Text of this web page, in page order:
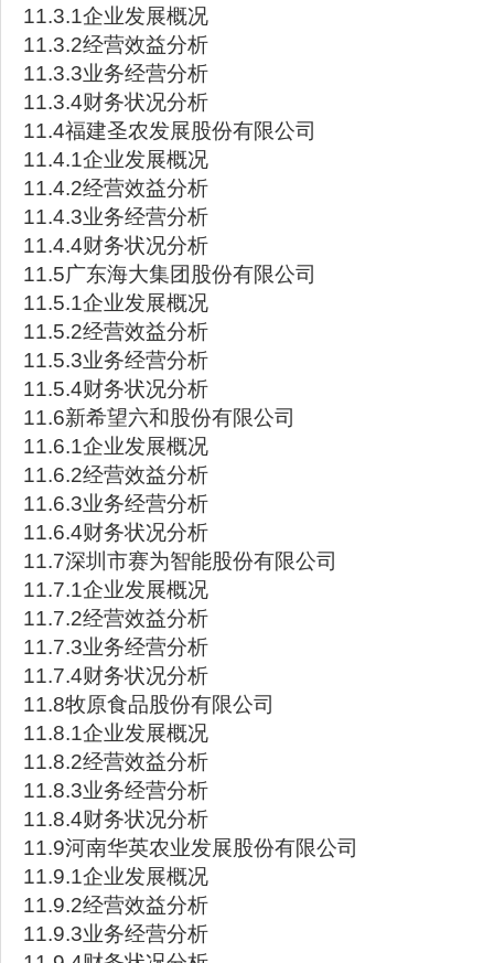
11.3.1企业发展概况
11.3.2经营效益分析
11.3.3业务经营分析
11.3.4财务状况分析
11.4福建圣农发展股份有限公司
11.4.1企业发展概况
11.4.2经营效益分析
11.4.3业务经营分析
11.4.4财务状况分析
11.5广东海大集团股份有限公司
11.5.1企业发展概况
11.5.2经营效益分析
11.5.3业务经营分析
11.5.4财务状况分析
11.6新希望六和股份有限公司
11.6.1企业发展概况
11.6.2经营效益分析
11.6.3业务经营分析
11.6.4财务状况分析
11.7深圳市赛为智能股份有限公司
11.7.1企业发展概况
11.7.2经营效益分析
11.7.3业务经营分析
11.7.4财务状况分析
11.8牧原食品股份有限公司
11.8.1企业发展概况
11.8.2经营效益分析
11.8.3业务经营分析
11.8.4财务状况分析
11.9河南华英农业发展股份有限公司
11.9.1企业发展概况
11.9.2经营效益分析
11.9.3业务经营分析